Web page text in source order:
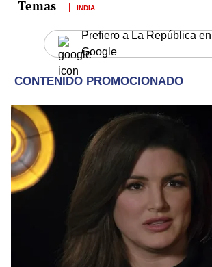
INDIA
Prefiero a La República en
Google